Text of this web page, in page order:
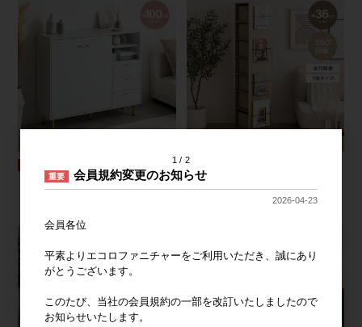
【幅100cm】キャビネット
【幅36cm】Libro 回転ブックシェルフ
1 2
重要 会員規約変更のお知らせ
2026-04-23
会員各位
平素よりエコロファニチャーをご利用いただき、誠にあり
がとうございます。
このたび、当社の会員規約の一部を改訂いたしましたので
お知らせいたします。